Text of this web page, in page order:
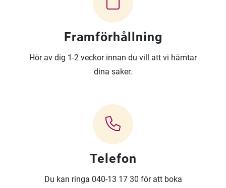
Framförhållning
Hör av dig 1-2 veckor innan du vill att vi hämtar
dina saker.
Telefon
Du kan ringa 040-13 17 30 för att boka